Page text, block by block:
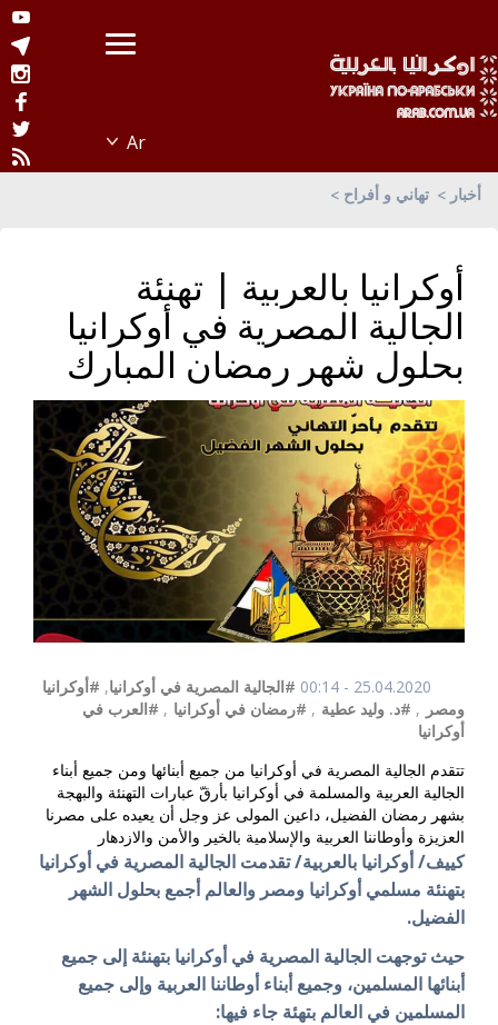
أخبار تهاني و أفراح
أوكرانيا بالعربية | تهنئة
الجالية المصرية في أوكرانيا
بحلول شهر رمضان المبارك
25.04.2020 - 00:14 #الجالية المصرية في أوكرانيا, #أوكرانيا
ومصر , #د. وليد عطية , #رمضان في أوكرانيا , #العرب في
أوكرانيا
تتقدم الجالية المصرية في أوكرانيا من جميع أبنائها ومن جميع أبناء
الجالية العربية والمسلمة في أوكرانيا بأرقّ عبارات التهنئة والبهجة
بشهر رمضان الفضيل، داعين المولى عز وجل أن يعيده على مصرنا
العزيزة وأوطاننا العربية والإسلامية بالخير والأمن والازدهار
كييف/ أوكرانيا بالعربية/ تقدمت الجالية المصرية في أوكرانيا
بتهنئة مسلمي أوكرانيا ومصر والعالم أجمع بحلول الشهر
الفضيل.
حيث توجهت الجالية المصرية في أوكرانيا بتهنئة إلى جميع
أبنائها المسلمين، وجميع أبناء أوطاننا العربية وإلى جميع
المسلمين في العالم بتهئة جاء فيها: